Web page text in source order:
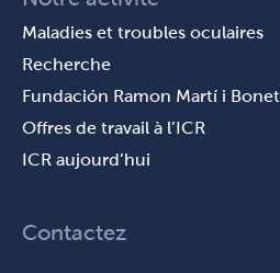
Maladies et troubles oculaires
Recherche
Fundación Ramon Martí i Bonet
Offres de travail à l’ICR
ICR aujourd’hui
Contactez